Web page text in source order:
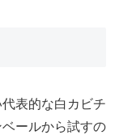
表的な白カビチ
ールから試すの